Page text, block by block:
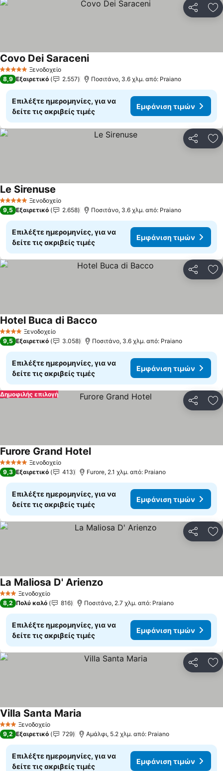
5 Αστέρια Ξενοδοχείο
Covo Dei Saraceni
8,9 Εξαιρετικό 2.557 Ποσιτάνο, 3.6 χλμ. από: Praiano
Επιλέξτε ημερομηνίες, για να
δείτε τις ακριβείς τιμές
Εμφάνιση τιμών
5 Αστέρια Ξενοδοχείο
Le Sirenuse
9,5 Εξαιρετικό 2.658 Ποσιτάνο, 3.6 χλμ. από: Praiano
Επιλέξτε ημερομηνίες, για να
δείτε τις ακριβείς τιμές
Εμφάνιση τιμών
4 ΑστέριαΞενοδοχείο
Hotel Buca di Bacco
9,5 Εξαιρετικό 3.058 Ποσιτάνο, 3.6 χλμ. από: Praiano
Επιλέξτε ημερομηνίες, για να
δείτε τις ακριβείς τιμές
Εμφάνιση τιμών
Δημοφιλής επιλογή
5 Αστέρια Ξενοδοχείο
Furore Grand Hotel
9,3 Εξαιρετικό 413 Furore, 2.1 χλμ. από: Praiano
Επιλέξτε ημερομηνίες, για να
δείτε τις ακριβείς τιμές
Εμφάνιση τιμών
3 ΑστέριαΞενοδοχείο
La Maliosa D' Arienzo
8,2 Πολύ καλό 816 Ποσιτάνο, 2.7 χλμ. από: Praiano
Επιλέξτε ημερομηνίες, για να
δείτε τις ακριβείς τιμές
Εμφάνιση τιμών
3 ΑστέριαΞενοδοχείο
Villa Santa Maria
9,2 Εξαιρετικό 729 Αμάλφι, 5.2 χλμ. από: Praiano
Επιλέξτε ημερομηνίες, για να
δείτε τις ακριβείς τιμές
Εμφάνιση τιμών